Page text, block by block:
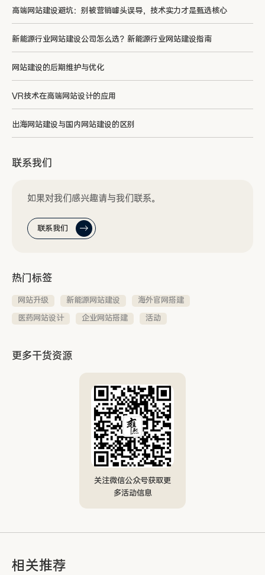
高端网站建设避坑：别被营销噱头误导，技术实力才是甄选核心
新能源行业网站建设公司怎么选？新能源行业网站建设指南
网站建设的后期维护与优化
VR技术在高端网站设计的应用
出海网站建设与国内网站建设的区别
联系我们
如果对我们感兴趣请与我们联系。
联系我们
热门标签
网站升级 新能源网站建设
海外官网搭建
医药网站设计
企业网站搭建 活动
更多干货资源
关注微信公众号获取更
多活动信息
相关推荐